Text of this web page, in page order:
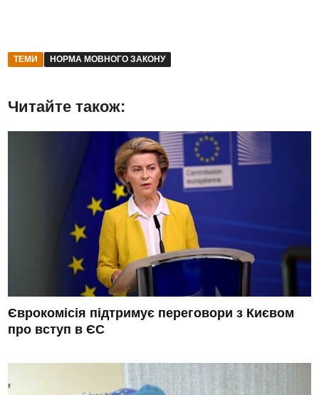
ТЕМИ НОРМА МОВНОГО ЗАКОНУ
Читайте також:
Єврокомісія підтримує переговори з Києвом
про вступ в ЄС